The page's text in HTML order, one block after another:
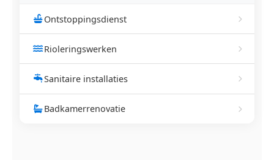
Ontstoppingsdienst
Rioleringswerken
Sanitaire installaties
Badkamerrenovatie